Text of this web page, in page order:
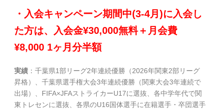
・入会キャンペーン期間中(3-4月)に入会し
た方は、入会金¥30,000無料＋月会費
¥8,000 1ヶ月分半額
実績 ：千葉県1部リーグ2年連続優勝（2026年関東2部リーグ
昇格）、千葉県選手権大会3年連続優勝（関東大会3年連続で
出場）、FIFA×JFAストライカーU17に選抜、各中学年代で関
東トレセンに選抜、各県のU16国体選手に在籍選手・卒団選手